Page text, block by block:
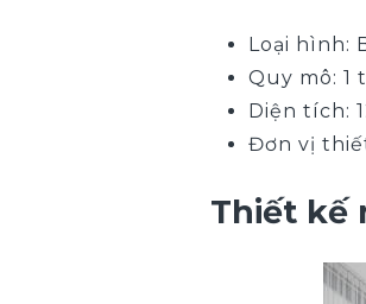
Loại hình:
Quy mô: 1
Diện tích:
Đơn vị
Thiết kế